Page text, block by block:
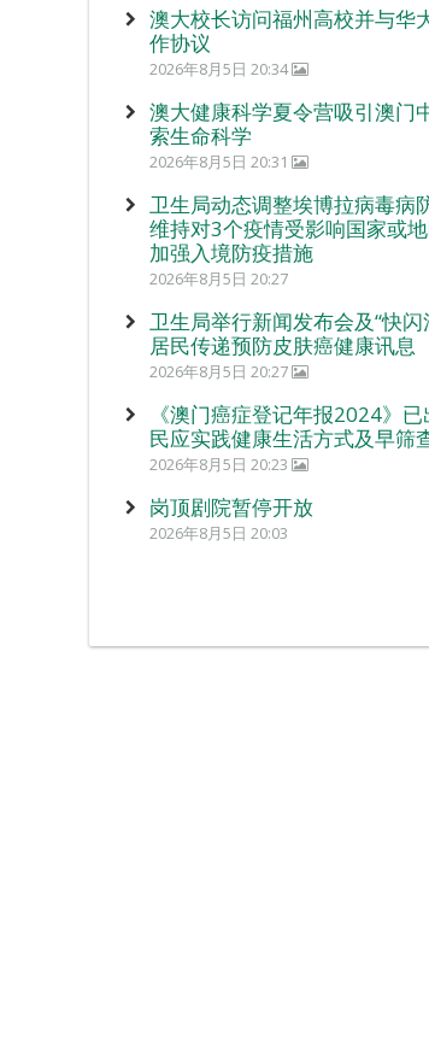
澳大校长访问福州高校并与华
作协议
2026年8月5日 20:34
澳大健康科学夏令营吸引澳门
索生命科学
2026年8月5日 20:31
卫生局动态调整埃博拉病毒病
维持对3个疫情受影响国家或
加强入境防疫措施
2026年8月5日 20:27
卫生局举行新闻发布会及“快闪
居民传递预防皮肤癌健康讯息
2026年8月5日 20:27
《澳门癌症登记年报2024》
民应实践健康生活方式及早筛
2026年8月5日 20:23
岗顶剧院暂停开放
2026年8月5日 20:03